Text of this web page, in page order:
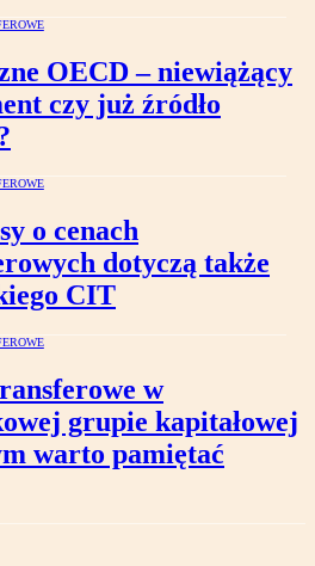
OECD – niewiążący
czy już źródło
o cenach
dotyczą także
CIT
w
grupie kapitałowej
warto pamiętać